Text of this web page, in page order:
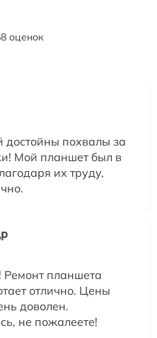
оценок
достойны похвалы за
Мой планшет был в
их труду,
Ремонт планшета
отлично. Цены
доволен.
не пожалеете!